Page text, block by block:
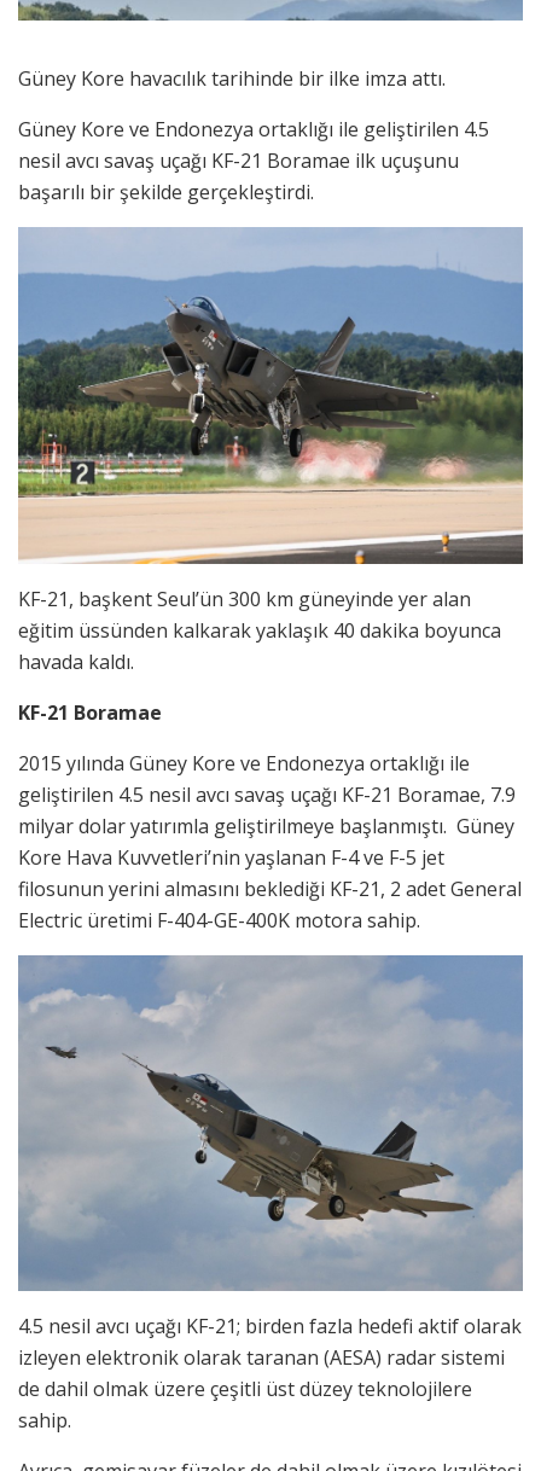
Güney Kore havacılık tarihinde bir ilke imza attı.
Güney Kore ve Endonezya ortaklığı ile geliştirilen 4.5
nesil avcı savaş uçağı KF-21 Boramae ilk uçuşunu
başarılı bir şekilde gerçekleştirdi.
KF-21, başkent Seul’ün 300 km güneyinde yer alan
eğitim üssünden kalkarak yaklaşık 40 dakika boyunca
havada kaldı.
KF-21 Boramae
2015 yılında Güney Kore ve Endonezya ortaklığı ile
geliştirilen 4.5 nesil avcı savaş uçağı KF-21 Boramae, 7.9
milyar dolar yatırımla geliştirilmeye başlanmıştı. Güney
Kore Hava Kuvvetleri’nin yaşlanan F-4 ve F-5 jet
filosunun yerini almasını beklediği KF-21, 2 adet General
Electric üretimi F-404-GE-400K motora sahip.
4.5 nesil avcı uçağı KF-21; birden fazla hedefi aktif olarak
izleyen elektronik olarak taranan (AESA) radar sistemi
de dahil olmak üzere çeşitli üst düzey teknolojilere
sahip.